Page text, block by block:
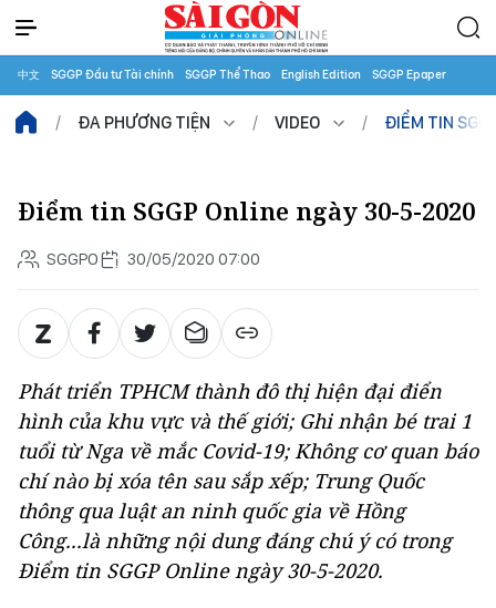
中文 SGGP Đầu tư Tài chính SGGP Thể Thao English Edition SGGP Epaper
ĐA PHƯƠNG TIỆN VIDEO ĐIỂM TIN
Điểm tin SGGP Online ngày 30-5-2020
SGGPO 30/05/2020 07:00
Phát triển TPHCM thành đô thị hiện đại điển
hình của khu vực và thế giới; Ghi nhận bé trai 1
tuổi từ Nga về mắc Covid-19; Không cơ quan báo
chí nào bị xóa tên sau sắp xếp; Trung Quốc
thông qua luật an ninh quốc gia về Hồng
Công...là những nội dung đáng chú ý có trong
Điểm tin SGGP Online ngày 30-5-2020.